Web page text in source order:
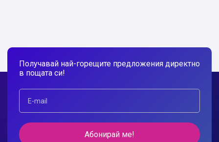
Получавай най-горещите предложения директно
в пощата си!
Абонирай ме!